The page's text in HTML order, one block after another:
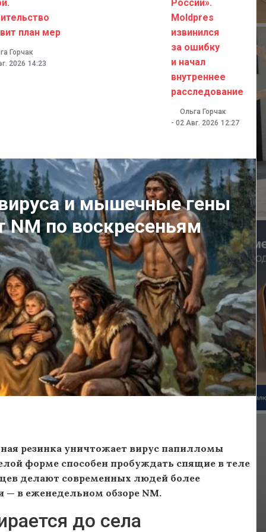
план мер
Горчак
2026 14:23
России».
Moldpres
извинился
за ошибку
и начал
внутреннее
расследование
Ольга Горчак
- 02 Авг. 2026 12:27
и мышечные гены
NM по воскресеньям
резинка уничтожает вирус папилломы
форме способен пробуждать спящие в теле
делают современных людей более
— в еженедельном обзоре NM.
до села